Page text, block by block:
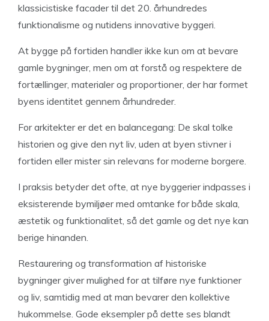
klassicistiske facader til det 20. århundredes
funktionalisme og nutidens innovative byggeri.
At bygge på fortiden handler ikke kun om at bevare
gamle bygninger, men om at forstå og respektere de
fortællinger, materialer og proportioner, der har formet
byens identitet gennem århundreder.
For arkitekter er det en balancegang: De skal tolke
historien og give den nyt liv, uden at byen stivner i
fortiden eller mister sin relevans for moderne borgere.
I praksis betyder det ofte, at nye byggerier indpasses i
eksisterende bymiljøer med omtanke for både skala,
æstetik og funktionalitet, så det gamle og det nye kan
berige hinanden.
Restaurering og transformation af historiske
bygninger giver mulighed for at tilføre nye funktioner
og liv, samtidig med at man bevarer den kollektive
hukommelse. Gode eksempler på dette ses blandt